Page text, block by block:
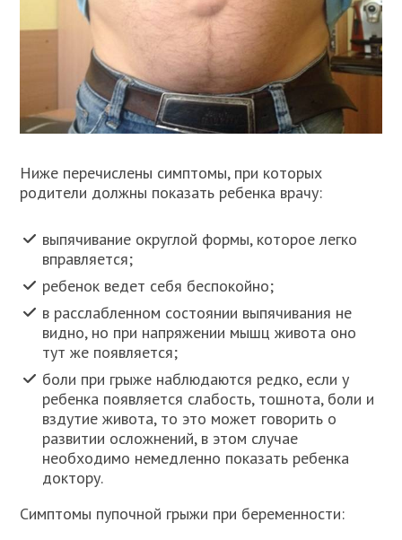
Ниже перечислены симптомы, при которых
родители должны показать ребенка врачу:
выпячивание округлой формы, которое легко
вправляется;
ребенок ведет себя беспокойно;
в расслабленном состоянии выпячивания не
видно, но при напряжении мышц живота оно
тут же появляется;
боли при грыже наблюдаются редко, если у
ребенка появляется слабость, тошнота, боли и
вздутие живота, то это может говорить о
развитии осложнений, в этом случае
необходимо немедленно показать ребенка
доктору.
Симптомы пупочной грыжи при беременности: